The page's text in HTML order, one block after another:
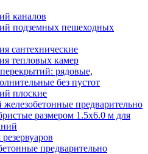
каналов
подземных пешеходных
сантехнические
тепловых камер
рядовые,
без пустот
плоские
предварительно
размером 1.5х6.0 м для
предварительно